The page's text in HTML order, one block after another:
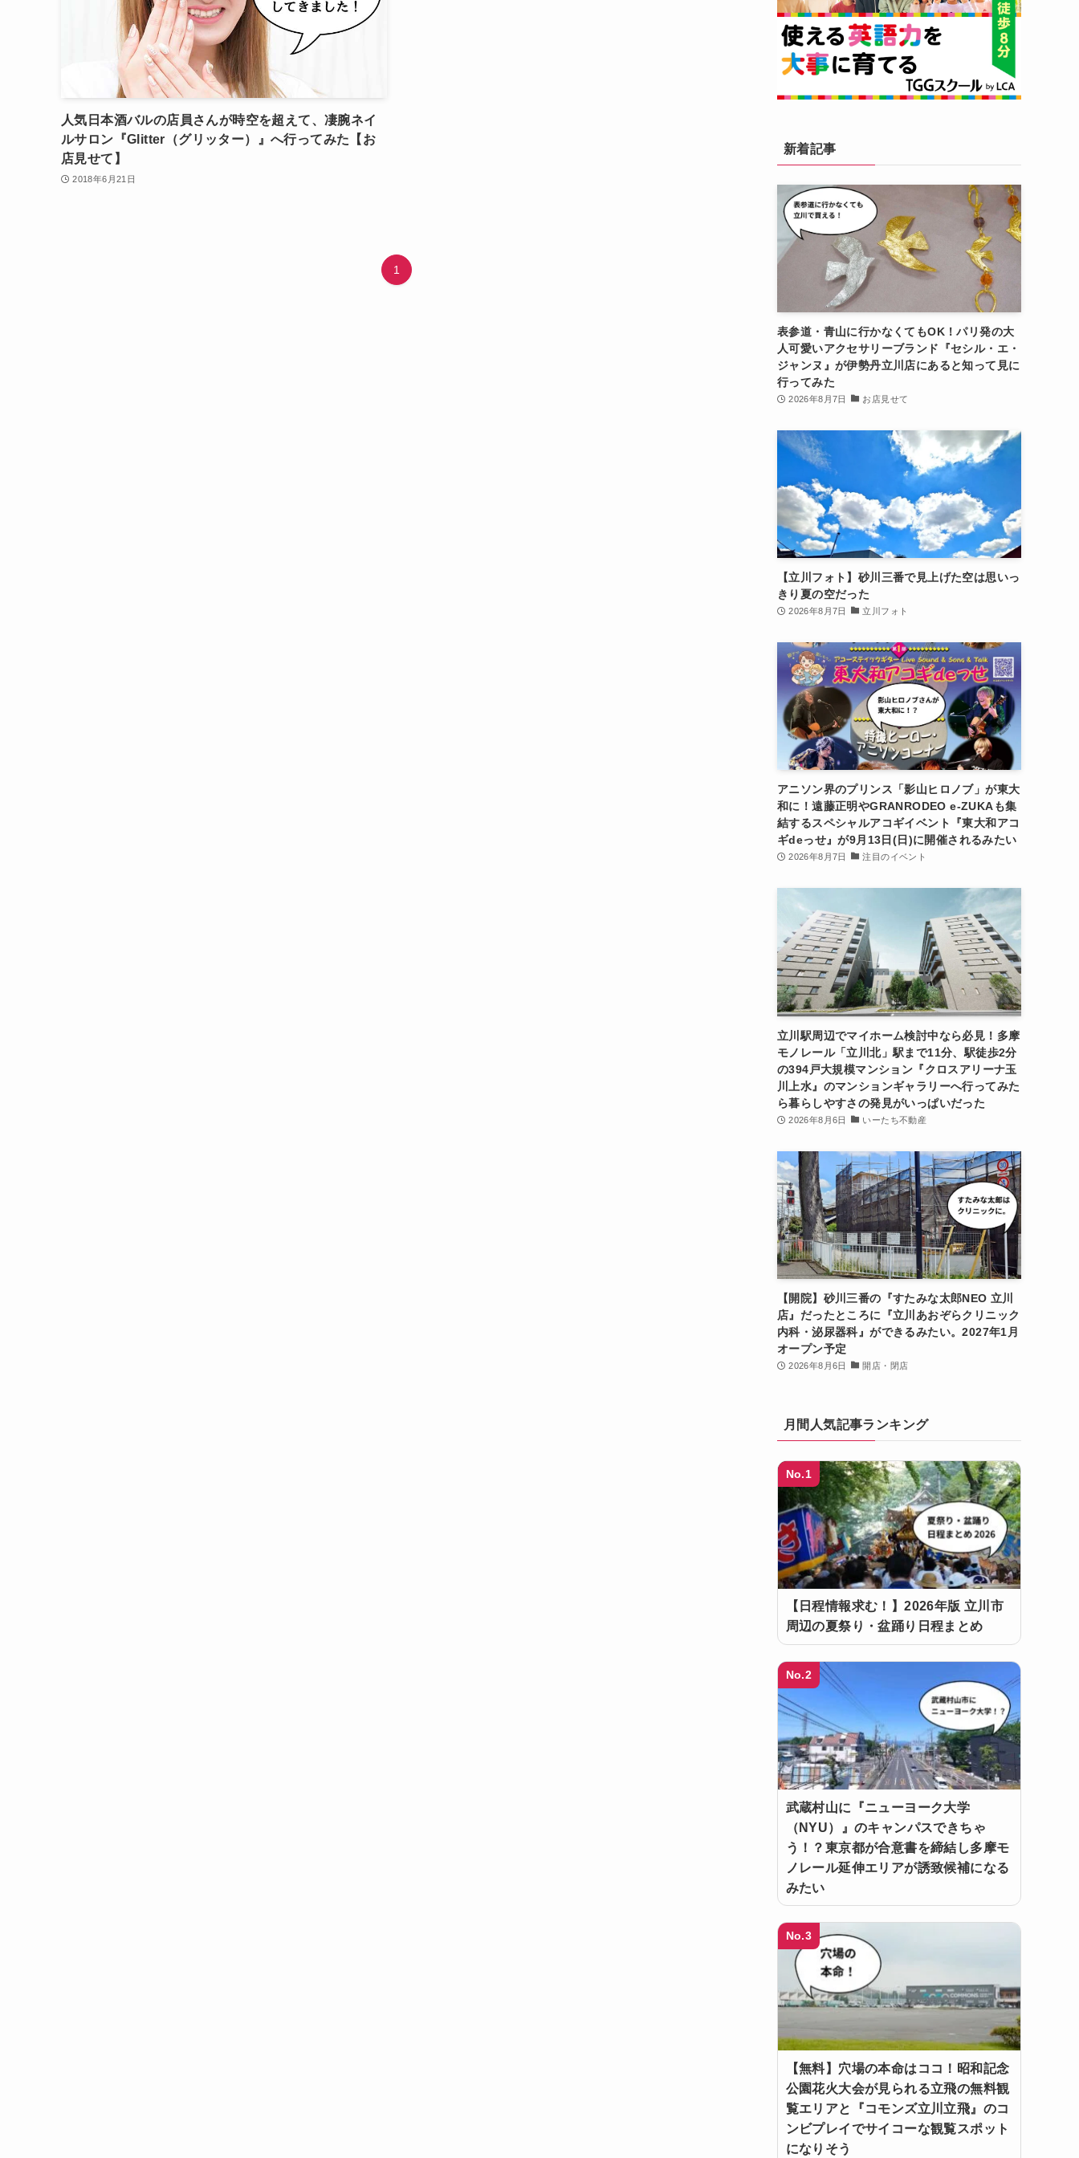
人気日本酒バルの店員さんが時空を超えて、凄腕ネイ
ルサロン『Glitter（グリッター）』へ行ってみた【お
店見せて】
2018年6月21日
1
新着記事
表参道・青山に行かなくてもOK！パリ発の大
人可愛いアクセサリーブランド『セシル・エ・
ジャンヌ』が伊勢丹立川店にあると知って見に
行ってみた
2026年8月7日 お店見せて
【立川フォト】砂川三番で見上げた空は思いっ
きり夏の空だった
2026年8月7日 立川フォト
アニソン界のプリンス「影山ヒロノブ」が東大
和に！遠藤正明やGRANRODEO e-ZUKAも集
結するスペシャルアコギイベント『東大和アコ
ギdeっせ』が9月13日(日)に開催されるみたい
2026年8月7日 注目のイベント
立川駅周辺でマイホーム検討中なら必見！多摩
モノレール「立川北」駅まで11分、駅徒歩2分
の394戸大規模マンション『クロスアリーナ玉
川上水』のマンションギャラリーへ行ってみた
ら暮らしやすさの発見がいっぱいだった
2026年8月6日 いーたち不動産
【開院】砂川三番の『すたみな太郎NEO 立川
店』だったところに『立川あおぞらクリニック
内科・泌尿器科』ができるみたい。2027年1月
オープン予定
2026年8月6日 開店・閉店
月間人気記事ランキング
No.1
【日程情報求む！】2026年版 立川市
周辺の夏祭り・盆踊り日程まとめ
No.2
武蔵村山に『ニューヨーク大学
（NYU）』のキャンパスできちゃ
う！？東京都が合意書を締結し多摩モ
ノレール延伸エリアが誘致候補になる
みたい
No.3
【無料】穴場の本命はココ！昭和記念
公園花火大会が見られる立飛の無料観
覧エリアと『コモンズ立川立飛』のコ
ンビプレイでサイコーな観覧スポット
になりそう